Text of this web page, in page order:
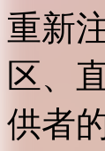
重新
区、
供者